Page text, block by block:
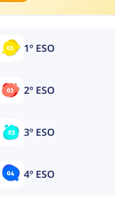
1º ESO
2º ESO
3º ESO
4º ESO